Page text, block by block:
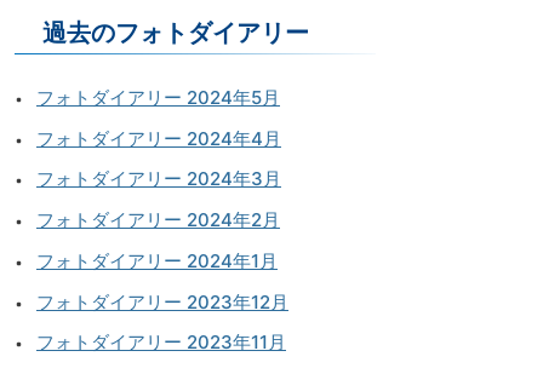
過去のフォトダイアリー
フォトダイアリー 2024年5月
フォトダイアリー 2024年4月
フォトダイアリー 2024年3月
フォトダイアリー 2024年2月
フォトダイアリー 2024年1月
フォトダイアリー 2023年12月
フォトダイアリー 2023年11月